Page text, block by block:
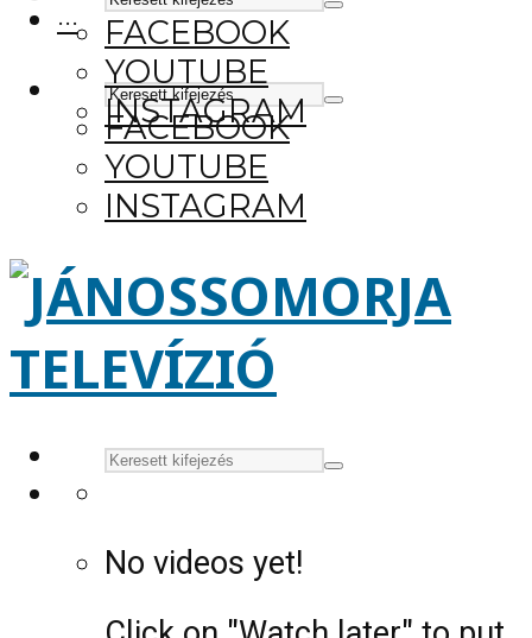
FACEBOOK
YOUTUBE
INSTAGRAM
···
FACEBOOK
YOUTUBE
INSTAGRAM
No videos yet!